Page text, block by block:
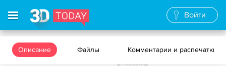
Войти
Описание Файлы Комментарии и распечатки